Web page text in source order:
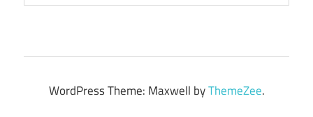
WordPress Theme: Maxwell byThemeZee.